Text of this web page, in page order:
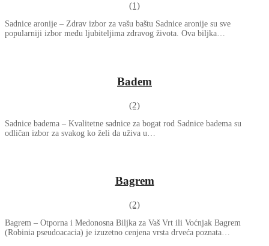
(1)
Sadnice aronije – Zdrav izbor za vašu baštu Sadnice aronije su sve
popularniji izbor među ljubiteljima zdravog života. Ova biljka…
Badem
(2)
Sadnice badema – Kvalitetne sadnice za bogat rod Sadnice badema su
odličan izbor za svakog ko želi da uživa u…
Bagrem
(2)
Bagrem – Otporna i Medonosna Biljka za Vaš Vrt ili Voćnjak Bagrem
(Robinia pseudoacacia) je izuzetno cenjena vrsta drveća poznata…